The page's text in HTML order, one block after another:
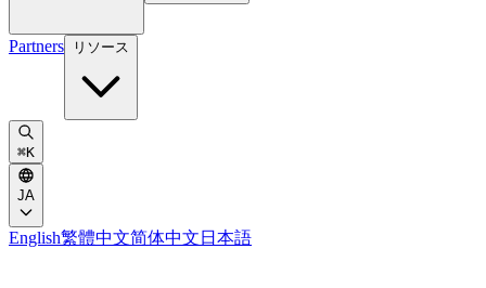
Partners リソース
⌘K
JA
English繁體中文简体中文 日本語